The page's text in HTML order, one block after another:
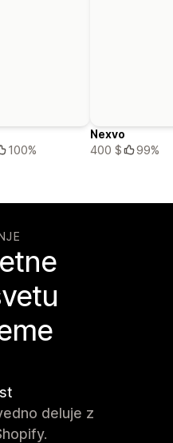
100%
Nexvo
400 $
99%
deluje z